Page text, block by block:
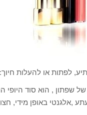
לפתות או להעלות
של שפתון , הוא סוד
,אלגנטי באופן מידי,